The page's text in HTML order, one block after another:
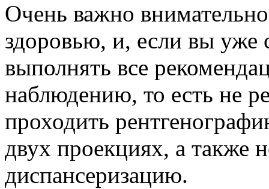
Очень важно
здоровью, и, если вы уже
выполнять все
наблюдению, то есть не
проходить
двух проекциях, а также
диспансеризацию.